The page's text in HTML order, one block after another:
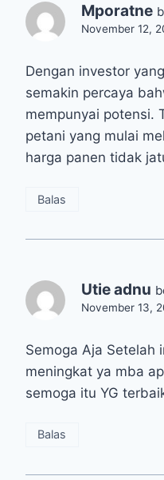
Mporatne
November 12,
Dengan investor
semakin percaya
mempunyai potensi.
petani yang mulai
harga panen tidak
Balas
Utie adnu
November 13,
Semoga Aja Setelah
meningkat ya mba
semoga itu YG
Balas